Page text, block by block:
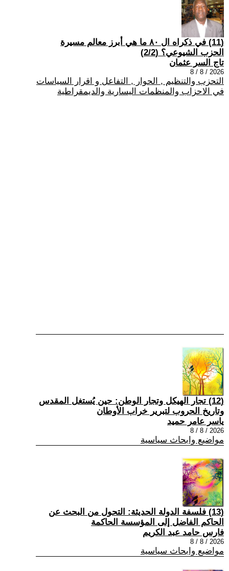
(11) في ذكراه ال ٨٠ ما هي أبرز معالم مسيرة
الحزب الشيوعي؟ (2/2)
تاج السر عثمان
2026 / 8 / 8
التحزب والتنظيم , الحوار , التفاعل و اقرار السياسات
في الاحزاب والمنظمات اليسارية والديمقراطية
(12) تجار الهيكل وتجار الوطن: حين يُستغل المقدس
وتاريخ الحروب لتبرير خراب الأوطان
ياسر عامر حميد
2026 / 8 / 8
مواضيع وابحاث سياسية
(13) فلسفة الدولة الحديثة: التحول من البحث عن
الحاكم الفاضل إلى المؤسسة الحاكمة
فارس حامد عبد الكريم
2026 / 8 / 8
مواضيع وابحاث سياسية